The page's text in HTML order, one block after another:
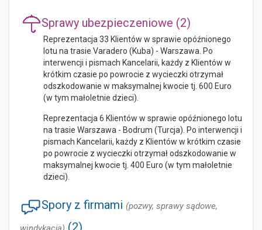
Sprawy ubezpieczeniowe (2)
Reprezentacja 33 Klientów w sprawie opóźnionego
lotu na trasie Varadero (Kuba) - Warszawa. Po
interwencji i pismach Kancelarii, każdy z Klientów w
krótkim czasie po powrocie z wycieczki otrzymał
odszkodowanie w maksymalnej kwocie tj. 600 Euro
(w tym małoletnie dzieci).
Reprezentacja 6 Klientów w sprawie opóźnionego lotu
na trasie Warszawa - Bodrum (Turcja). Po interwencji i
pismach Kancelarii, każdy z Klientów w krótkim czasie
po powrocie z wycieczki otrzymał odszkodowanie w
maksymalnej kwocie tj. 400 Euro (w tym małoletnie
dzieci).
Spory z firmami (pozwy, sprawy sądowe,
(2)